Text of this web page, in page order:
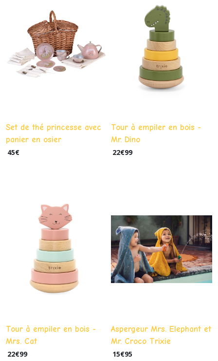
Set de thé princesse avec
panier en osier
45€
Tour à empiler en bois -
Mr. Dino
22€99
Tour à empiler en bois -
Mrs. Cat
22€99
Aspergeur Mrs. Elephant et
Mr. Croco Trixie
15€95